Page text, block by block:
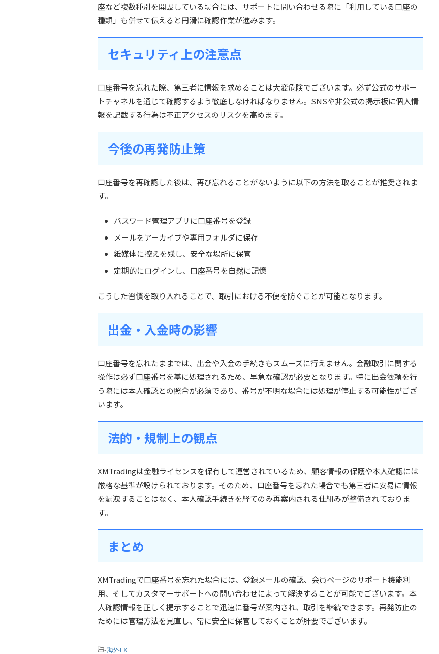
座など複数種別を開設している場合には、サポートに問い合わせる際に「利用している口座の
種類」も併せて伝えると円滑に確認作業が進みます。
セキュリティ上の注意点
口座番号を忘れた際、第三者に情報を求めることは大変危険でございます。必ず公式のサポー
トチャネルを通じて確認するよう徹底しなければなりません。SNSや非公式の掲示板に個人情
報を記載する行為は不正アクセスのリスクを高めます。
今後の再発防止策
口座番号を再確認した後は、再び忘れることがないように以下の方法を取ることが推奨されま
す。
パスワード管理アプリに口座番号を登録
メールをアーカイブや専用フォルダに保存
紙媒体に控えを残し、安全な場所に保管
定期的にログインし、口座番号を自然に記憶
こうした習慣を取り入れることで、取引における不便を防ぐことが可能となります。
出金・入金時の影響
口座番号を忘れたままでは、出金や入金の手続きもスムーズに行えません。金融取引に関する
操作は必ず口座番号を基に処理されるため、早急な確認が必要となります。特に出金依頼を行
う際には本人確認との照合が必須であり、番号が不明な場合には処理が停止する可能性がござ
います。
法的・規制上の観点
XMTradingは金融ライセンスを保有して運営されているため、顧客情報の保護や本人確認には
厳格な基準が設けられております。そのため、口座番号を忘れた場合でも第三者に安易に情報
を漏洩することはなく、本人確認手続きを経てのみ再案内される仕組みが整備されておりま
す。
まとめ
XMTradingで口座番号を忘れた場合には、登録メールの確認、会員ページのサポート機能利
用、そしてカスタマーサポートへの問い合わせによって解決することが可能でございます。本
人確認情報を正しく提示することで迅速に番号が案内され、取引を継続できます。再発防止の
ためには管理方法を見直し、常に安全に保管しておくことが肝要でございます。
-海外FX